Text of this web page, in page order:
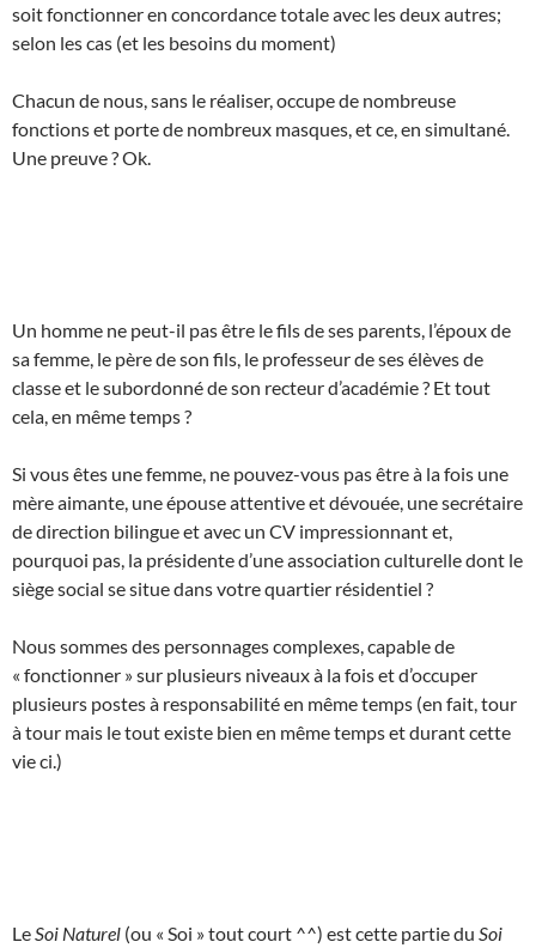
soit fonctionner en concordance totale avec les deux autres;
selon les cas (et les besoins du moment)
Chacun de nous, sans le réaliser, occupe de nombreuse
fonctions et porte de nombreux masques, et ce, en simultané.
Une preuve ? Ok.
Un homme ne peut-il pas être le fils de ses parents, l’époux de
sa femme, le père de son fils, le professeur de ses élèves de
classe et le subordonné de son recteur d’académie ? Et tout
cela, en même temps ?
Si vous êtes une femme, ne pouvez-vous pas être à la fois une
mère aimante, une épouse attentive et dévouée, une secrétaire
de direction bilingue et avec un CV impressionnant et,
pourquoi pas, la présidente d’une association culturelle dont le
siège social se situe dans votre quartier résidentiel ?
Nous sommes des personnages complexes, capable de
« fonctionner » sur plusieurs niveaux à la fois et d’occuper
plusieurs postes à responsabilité en même temps (en fait, tour
à tour mais le tout existe bien en même temps et durant cette
vie ci.)
Le Soi Naturel (ou « Soi » tout court ^^) est cette partie du Soi